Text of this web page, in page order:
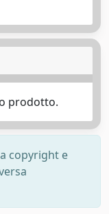
prodotto.
copyright e